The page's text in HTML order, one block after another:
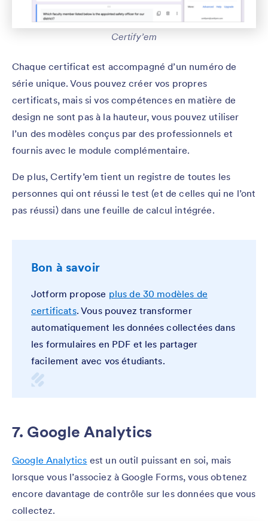
Certify’em
Chaque certificat est accompagné d’un numéro de
série unique. Vous pouvez créer vos propres
certificats, mais si vos compétences en matière de
design ne sont pas à la hauteur, vous pouvez utiliser
l’un des modèles conçus par des professionnels et
fournis avec le module complémentaire.
De plus, Certify’em tient un registre de toutes les
personnes qui ont réussi le test (et de celles qui ne l’ont
pas réussi) dans une feuille de calcul intégrée.
Bon à savoir
Jotform propose plus de 30 modèles de
certificats. Vous pouvez transformer
automatiquement les données collectées dans
les formulaires en PDF et les partager
facilement avec vos étudiants.
7. Google Analytics
Google Analytics est un outil puissant en soi, mais
lorsque vous l’associez à Google Forms, vous obtenez
encore davantage de contrôle sur les données que vous
collectez.